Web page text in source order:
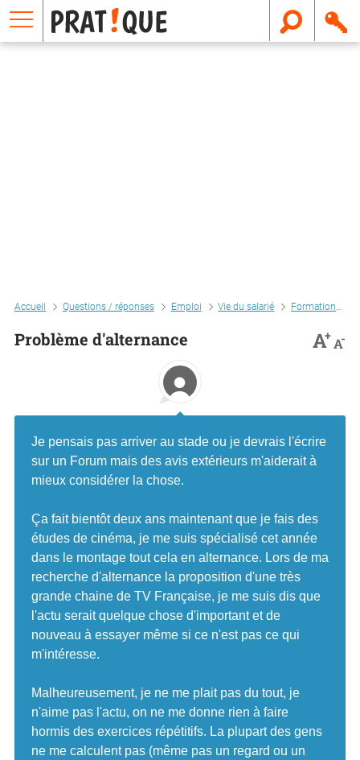
Accueil Questions / réponses Emploi Vie du salarié Formation
Problème d'alternance A+A-
Je pensais pas arriver au stade ou je devrais l'écrire
sur un Forum mais des avis extérieurs m'aiderait à
mieux considérer la chose.
Ça fait bientôt deux ans maintenant que je fais des
études de cinéma, je me suis spécialisé cet année
dans le montage tout cela en alternance. Lors de ma
recherche d'alternance la proposition d'une très
grande chaine de TV Française, je me suis dis que
l'actu serait quelque chose d'important et de
nouveau à essayer même si ce n'est pas ce qui
m'intéresse.
Malheureusement, je ne me plait pas du tout, je
n'aime pas l'actu, on ne me donne rien à faire
hormis des exercices répétitifs. La plupart des gens
ne me calculent pas (même pas un regard ou un
E
m
a